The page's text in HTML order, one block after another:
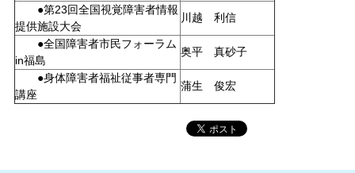
●第23回全国視覚障害者情報
提供施設大会
川越 利信
●全国障害者市民フォーラム
in福島
奥平 真砂子
●身体障害者福祉従事者専門
講座
蒲生 俊宏